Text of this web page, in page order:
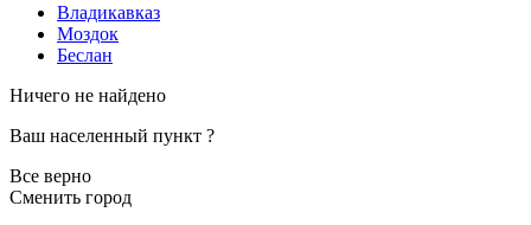
Владикавказ
Моздок
Беслан
Ничего не найдено
Ваш населенный пункт ?
Все верно
Сменить город